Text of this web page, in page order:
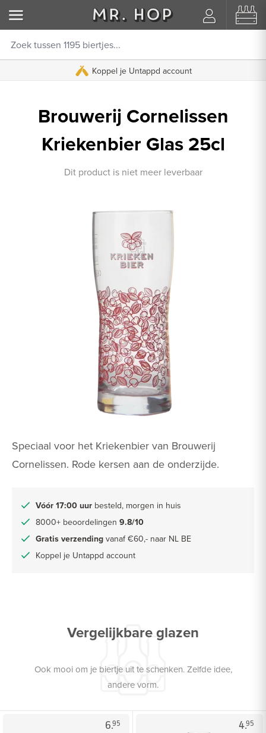
Koppel je Untappd account
Brouwerij Cornelissen
Kriekenbier Glas 25cl
Dit product is niet meer leverbaar
Speciaal voor het Kriekenbier van Brouwerij
Cornelissen. Rode kersen aan de onderzijde.
Vóór 17:00 uur besteld, morgen in huis
8000+ beoordelingen 9.8/10
Gratis verzending vanaf €60,- naar NL BE
Koppel je Untappd account
Vergelijkbare glazen
Ook mooi om je biertje uit te schenken. Zelfde idee,
andere vorm.
6.95 4.95